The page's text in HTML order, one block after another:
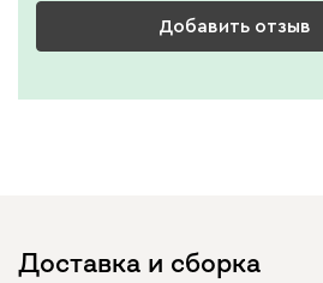
Добавить отзыв
Доставка и сборка